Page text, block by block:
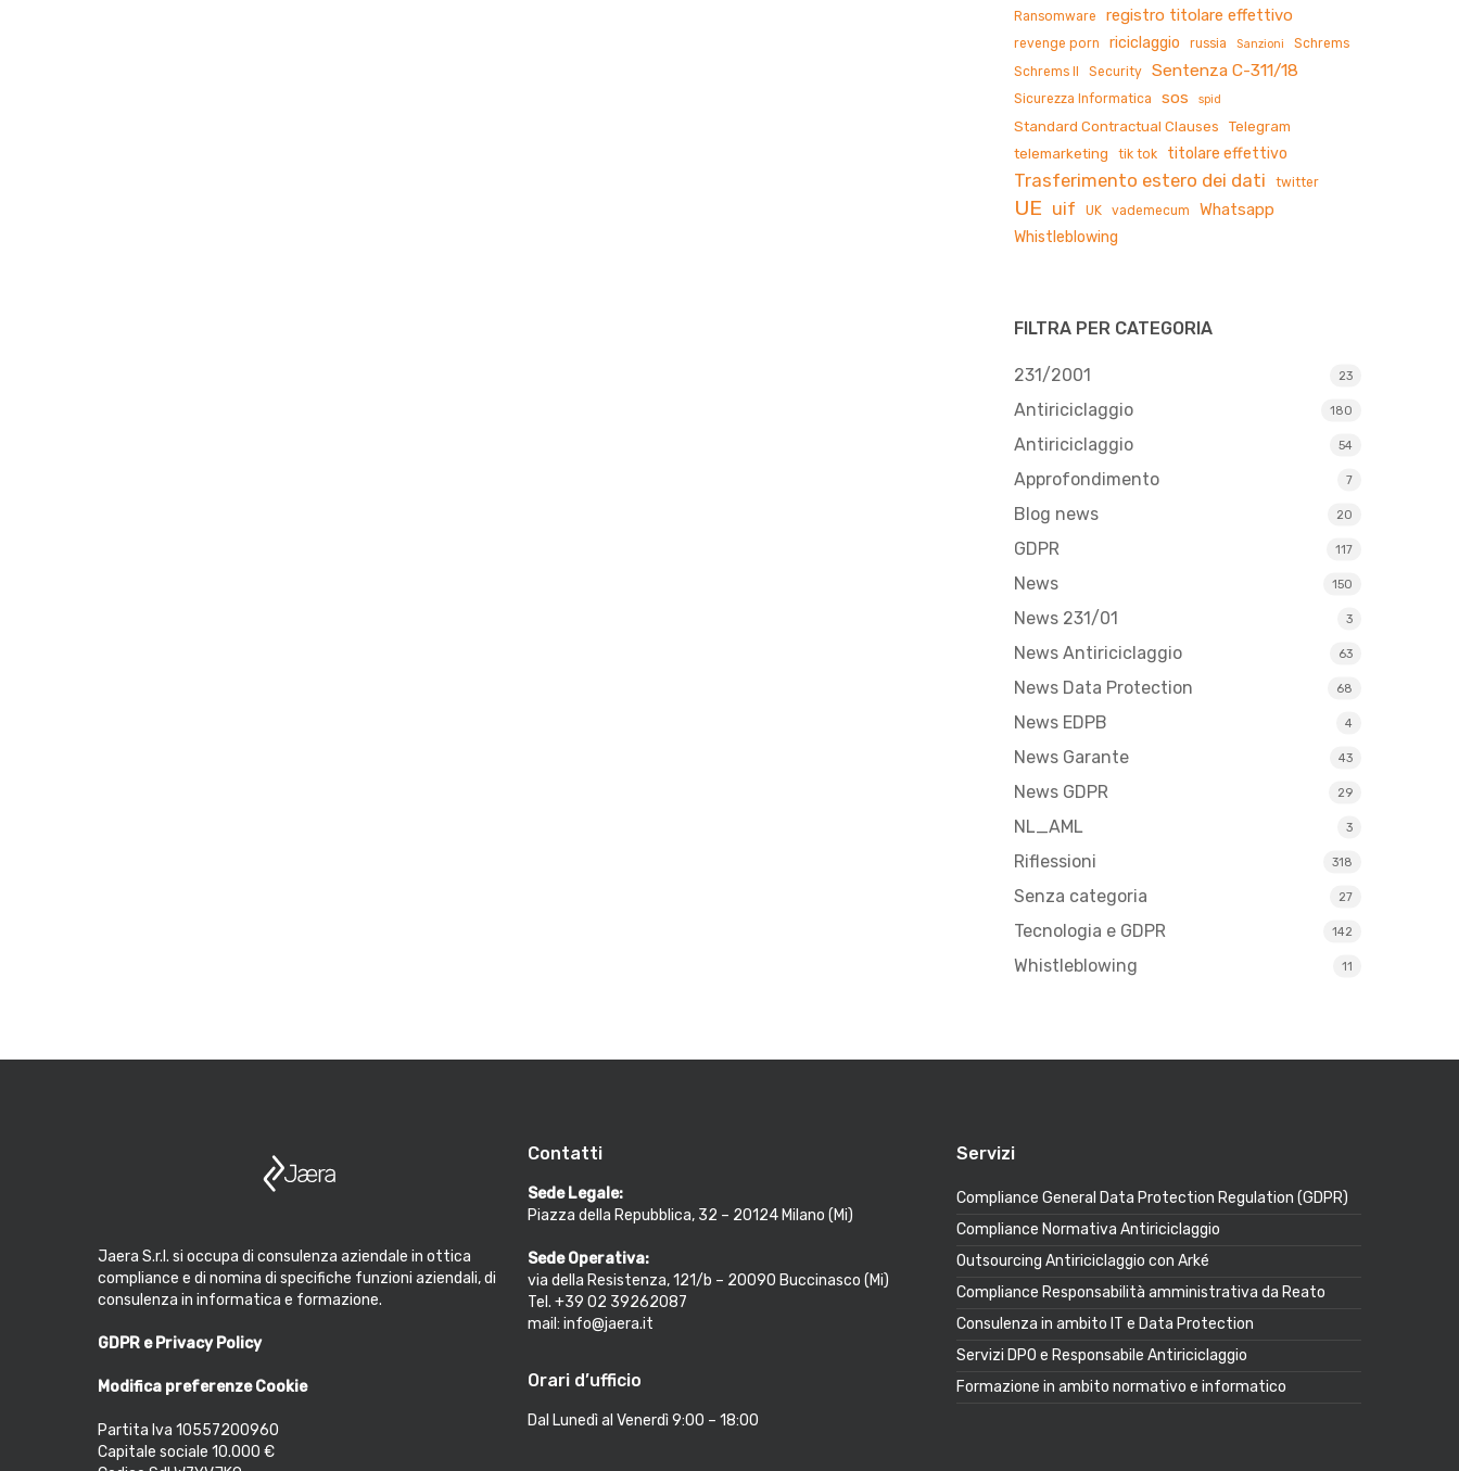
Ransomware registro titolare effettivo
revenge porn riciclaggio russia Sanzioni
Schrems
Schrems II
Security Sentenza C-311/18
Sicurezza Informatica sos spid
Standard Contractual Clauses
Telegram
telemarketing
tik tok titolare effettivo
Trasferimento estero dei dati twitter
UE uif UK vademecum Whatsapp
Whistleblowing
FILTRA PER CATEGORIA
231/2001 23
Antiriciclaggio 180
Antiriciclaggio 54
Approfondimento 7
Blog news 20
GDPR 117
News 150
News 231/01 3
News Antiriciclaggio 63
News Data Protection 68
News EDPB 4
News Garante 43
News GDPR 29
NL_AML 3
Riflessioni 318
Senza categoria 27
Tecnologia e GDPR 142
Whistleblowing 11
Jaera S.r.l. si occupa di consulenza aziendale in ottica
compliance e di nomina di specifiche funzioni aziendali, di
consulenza in informatica e formazione.
GDPR e Privacy Policy
Modifica preferenze Cookie
Partita Iva 10557200960
Capitale sociale 10.000 €
Contatti
Sede Legale:
Piazza della Repubblica, 32 – 20124 Milano (Mi)
Sede Operativa:
via della Resistenza, 121/b – 20090 Buccinasco (Mi)
Tel. +39 02 39262087
mail: info@jaera.it
Orari d’ufficio
Dal Lunedì al Venerdì 9:00 – 18:00
Servizi
Compliance General Data Protection Regulation (GDPR)
Compliance Normativa Antiriciclaggio
Outsourcing Antiriciclaggio con Arké
Compliance Responsabilità amministrativa da Reato
Consulenza in ambito IT e Data Protection
Servizi DPO e Responsabile Antiriciclaggio
Formazione in ambito normativo e informatico